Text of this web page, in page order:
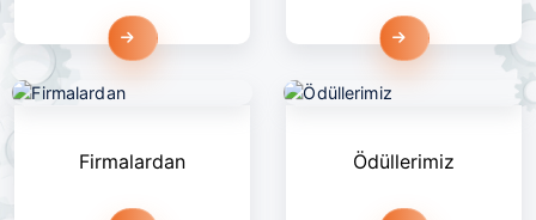
Devamını Oku Devamını Oku
Firmalardan Ödüllerimiz